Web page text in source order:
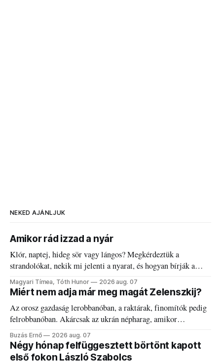
NEKED AJÁNLJUK
Amikor rád izzad a nyár
Klór, naptej, hideg sör vagy lángos? Megkérdeztük a
strandolókat, nekik mi jelenti a nyarat, és hogyan bírják a
kánikulát.
Magyari Tímea, Tóth Hunor 2026 aug. 07
Miért nem adja már meg magát Zelenszkij?
Az orosz gazdaság lerobbanóban, a raktárak, finomítók pedig
felrobbanóban. Akárcsak az ukrán népharag, amikor
elégedetlen vezetőivel.
Buzás Ernő 2026 aug. 07
Négy hónap felfüggesztett börtönt kapott
első fokon László Szabolcs